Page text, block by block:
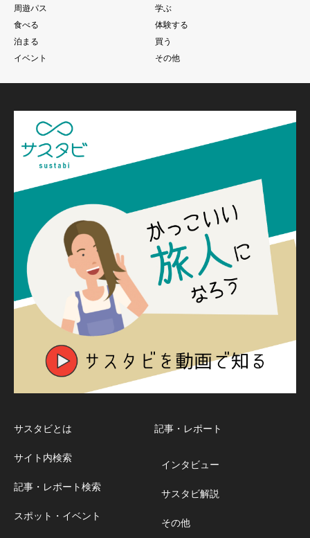
周遊パス
学ぶ
食べる
体験する
泊まる
買う
イベント
その他
サスタビとは
サイト内検索
記事・レポート検索
スポット・イベント
記事・レポート
インタビュー
サスタビ解説
その他